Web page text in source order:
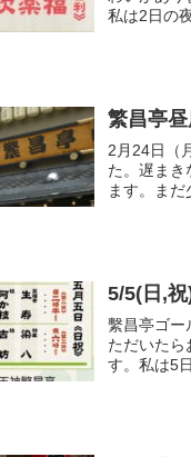
私は2日の
繁昌亭
2月24日（
た。遅まき
ます。ま
5/5(日,
繫昌亭ゴー
ただいたら
す。私は5